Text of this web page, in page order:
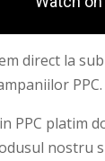
direct la
PPC platim
nostru